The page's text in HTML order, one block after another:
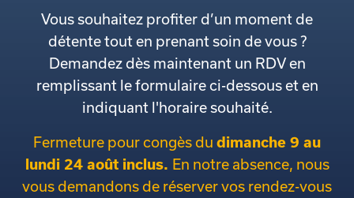
Vous souhaitez profiter d’un moment de
détente tout en prenant soin de vous ?
Demandez dès maintenant un RDV en
remplissant le formulaire ci-dessous et en
indiquant l'horaire souhaité.
Fermeture pour congès du dimanche 9 au
lundi 24 août inclus. En notre absence, nous
vous demandons de réserver vos rendez-vous